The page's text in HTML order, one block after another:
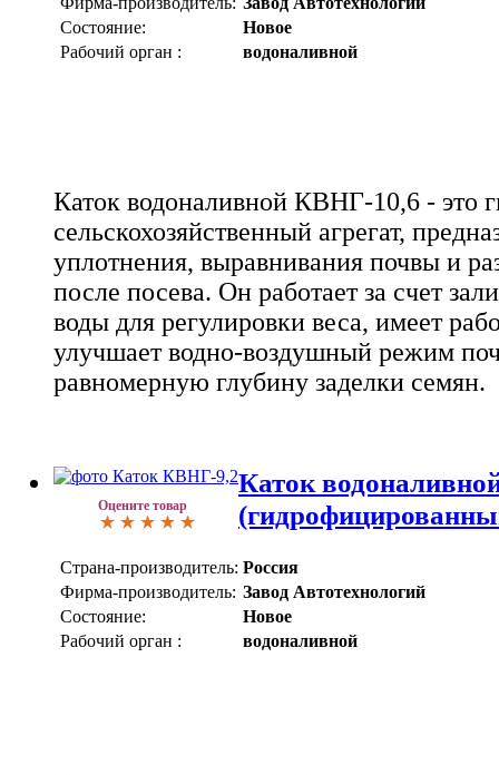
Состояние:
Новое
Рабочий орган :
водоналивной
Каток водоналивной КВНГ-10,6 - это
сельскохозяйственный агрегат,
уплотнения, выравнивания почвы и
после посева. Он работает за счет
воды для регулировки веса, имеет
улучшает водно-воздушный режим
равномерную глубину заделки семян.
Оцените товар
Каток
Страна-производитель: Россия
Фирма-производитель: Завод Автотехнологий
Состояние:
Новое
Рабочий орган :
водоналивной